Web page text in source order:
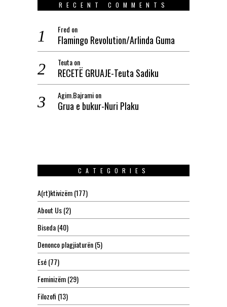
RECENT COMMENTS
Fred on
Flamingo Revolution/Arlinda Guma
Teutaon
RECETË GRUAJE-Teuta Sadiku
Agim.Bajramion
Grua e bukur-Nuri Plaku
CATEGORIES
A(rt)ktivizëm(177)
About Us(2)
Biseda(40)
Denonco plagjiaturën(5)
Esé(77)
Feminizëm(29)
Filozofi (13)